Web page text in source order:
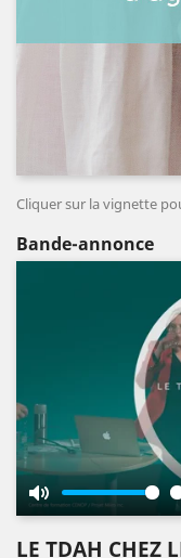
Cliquer sur la vignette
Bande-annonce
Mute
LE TDAH CHEZ